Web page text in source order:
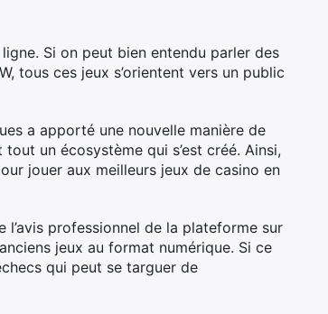
Si on peut bien entendu parler des
tous ces jeux s’orientent vers un public
a apporté une nouvelle manière de
un écosystème qui s’est créé. Ainsi,
jouer aux meilleurs jeux de casino en
l’avis professionnel de la plateforme sur
jeux au format numérique. Si ce
qui peut se targuer de